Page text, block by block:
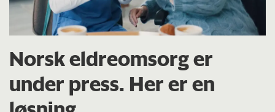
Norsk eldreomsorg er
under press. Her er en